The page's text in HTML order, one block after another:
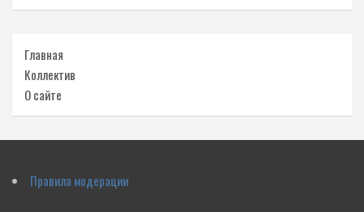
Главная
Коллектив
О сайте
Правила модерации